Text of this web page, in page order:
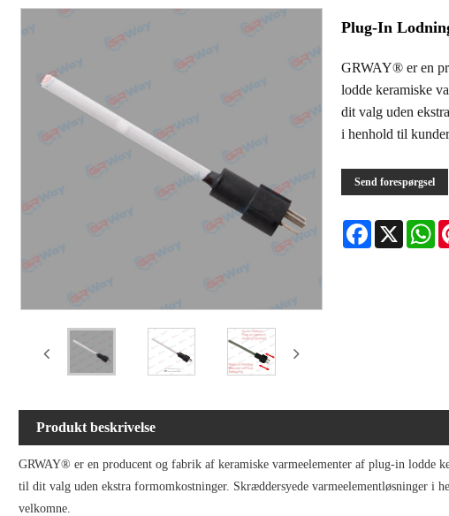
Plug-In
GRWAY® er en
lodde keramiske
dit valg uden
i henhold til
Send forespørgsel
Facebook
X
Produkt beskrivelse
GRWAY® er en producent og fabrik af keramiske varmeelementer af plug-in lodde
til dit valg uden ekstra formomkostninger. Skræddersyede varmeelementløsninger i
velkomne.